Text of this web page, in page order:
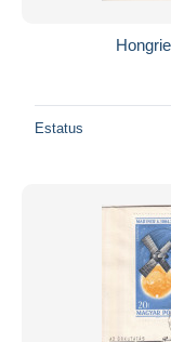
Estatus